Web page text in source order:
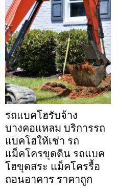
รถแบคโฮรับจ้าง
บางคอแหลม บริการรถ
แบคโฮให้เช่า รถ
แม็คโครขุดดิน รถแบค
โฮขุดสระ แม็คโครรื้อ
ถอนอาคาร ราคาถูก